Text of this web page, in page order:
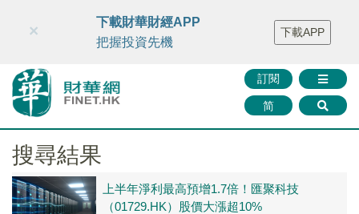
財華智庫網 FINTV FINMETA 財華證券 媒體矩陣
智庫沙龍
聯絡我們
訂閱
简
×
下載財華財經APP
把握投資先機
下載APP
搜尋結果
上半年淨利最高預增1.7倍！匯聚科技
（01729.HK）股價大漲超10%